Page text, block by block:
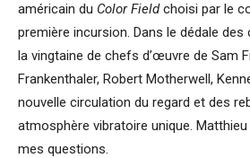
américain du Color Fieldchoisi par le
première incursion. Dans le dédale des
la vingtaine de chefs d’œuvre de Sam
Frankenthaler, Robert Motherwell,
nouvelle circulation du regard et des
atmosphère vibratoire unique.
mes questions.